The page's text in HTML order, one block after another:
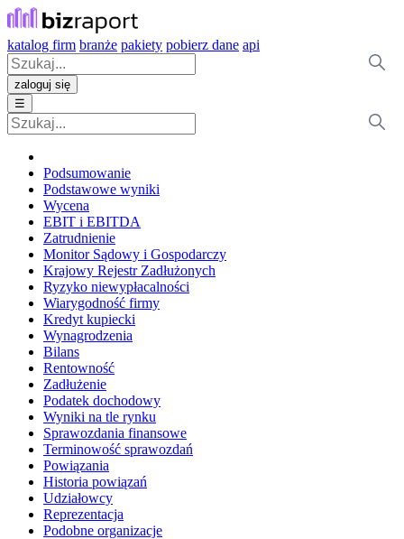
katalog firm branże pakiety pobierz dane api
zaloguj się
☰
Podsumowanie
Podstawowe wyniki
Wycena
EBIT i EBITDA
Zatrudnienie
Monitor Sądowy i Gospodarczy
Krajowy Rejestr Zadłużonych
Ryzyko niewypłacalności
Wiarygodność firmy
Kredyt kupiecki
Wynagrodzenia
Bilans
Rentowność
Zadłużenie
Podatek dochodowy
Wyniki na tle rynku
Sprawozdania finansowe
Terminowość sprawozdań
Powiązania
Historia powiązań
Udziałowcy
Reprezentacja
Podobne organizacje